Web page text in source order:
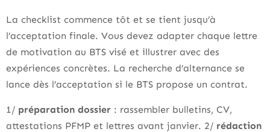
La checklist commence tôt et se tient jusqu’à
l’acceptation finale. Vous devez adapter chaque lettre
de motivation au BTS visé et illustrer avec des
expériences concrètes. La recherche d’alternance se
lance dès l’acceptation si le BTS propose un contrat.
1/ préparation dossier : rassembler bulletins, CV,
attestations PFMP et lettres avant janvier. 2/ rédaction